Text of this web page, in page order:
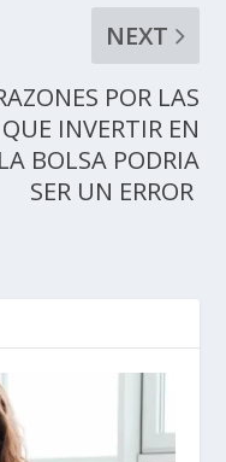
NEXT
POR LAS
QUE INVERTIR EN
LA BOLSA PODRIA
SER UN ERROR